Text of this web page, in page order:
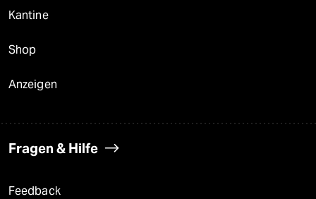
Kantine
Shop
Anzeigen
Fragen & Hilfe
Feedback